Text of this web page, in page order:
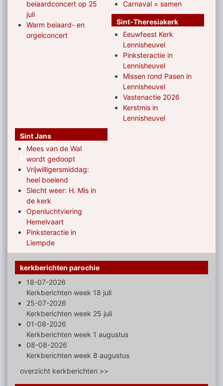
beiaardconcert op 25
juli
Warm beiaard- en
orgelconcert
Carnaval = samen
Sint-Theresiakerk
Lennisheuvel
Eeuwfeest Kerk
Lennisheuvel
Pinksteractie in
Lennisheuvel
Missen rond Pasen in
Lennisheuvel
Vastenactie 2026
Kerstmis in
Lennisheuvel
Sint Jans
Onthoofdingkerk
Liempde
Mees van de Wal
wordt gedoopt
Vrijwilligersmiddag:
heel boeiend
Slecht weer: H. Mis in
de kerk
Openluchtviering
Hemelvaart
Pinksteractie in
Liempde
kerkberichten parochie
18-07-2026
Kerkberichten week 18 juli
25-07-2026
Kerkberichten week 25 juli
01-08-2026
Kerkberichten week 1 augustus
08-08-2026
Kerkberichten week 8 augustus
overzicht kerkberichten >>